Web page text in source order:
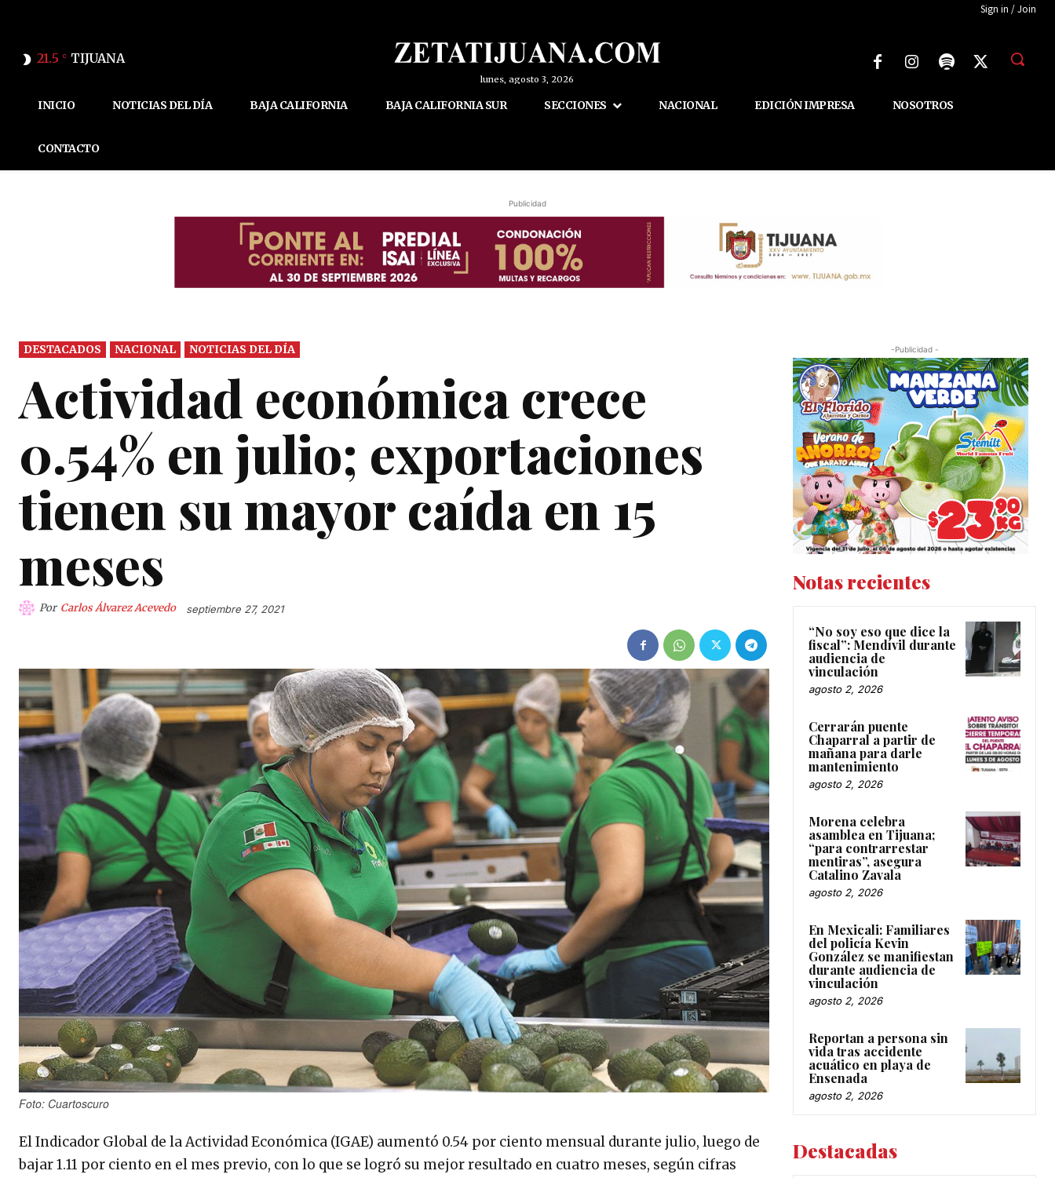
Sign in / Join
21.5 C TIJUANA
lunes, agosto 3, 2026
INICIO NOTICIAS DEL DÍA BAJA CALIFORNIA BAJA CALIFORNIA SUR SECCIONES NACIONAL EDICIÓN IMPRESA NOSOTROS
CONTACTO
Publicidad
DESTACADOS NACIONAL NOTICIAS DEL DÍA
Actividad económica crece
0.54% en julio; exportaciones
tienen su mayor caída en 15
meses
Por Carlos Álvarez Acevedo septiembre 27, 2021
Foto: Cuartoscuro
El Indicador Global de la Actividad Económica (IGAE) aumentó 0.54 por ciento mensual durante julio, luego de
bajar 1.11 por ciento en el mes previo, con lo que se logró su mejor resultado en cuatro meses, según cifras
-Publicidad -
Notas recientes
“No soy eso que dice la
fiscal”: Mendívil durante
audiencia de
vinculación
agosto 2, 2026
Cerrarán puente
Chaparral a partir de
mañana para darle
mantenimiento
agosto 2, 2026
Morena celebra
asamblea en Tijuana;
“para contrarrestar
mentiras”, asegura
Catalino Zavala
agosto 2, 2026
En Mexicali: Familiares
del policía Kevin
González se manifiestan
durante audiencia de
vinculación
agosto 2, 2026
Reportan a persona sin
vida tras accidente
acuático en playa de
Ensenada
agosto 2, 2026
Destacadas